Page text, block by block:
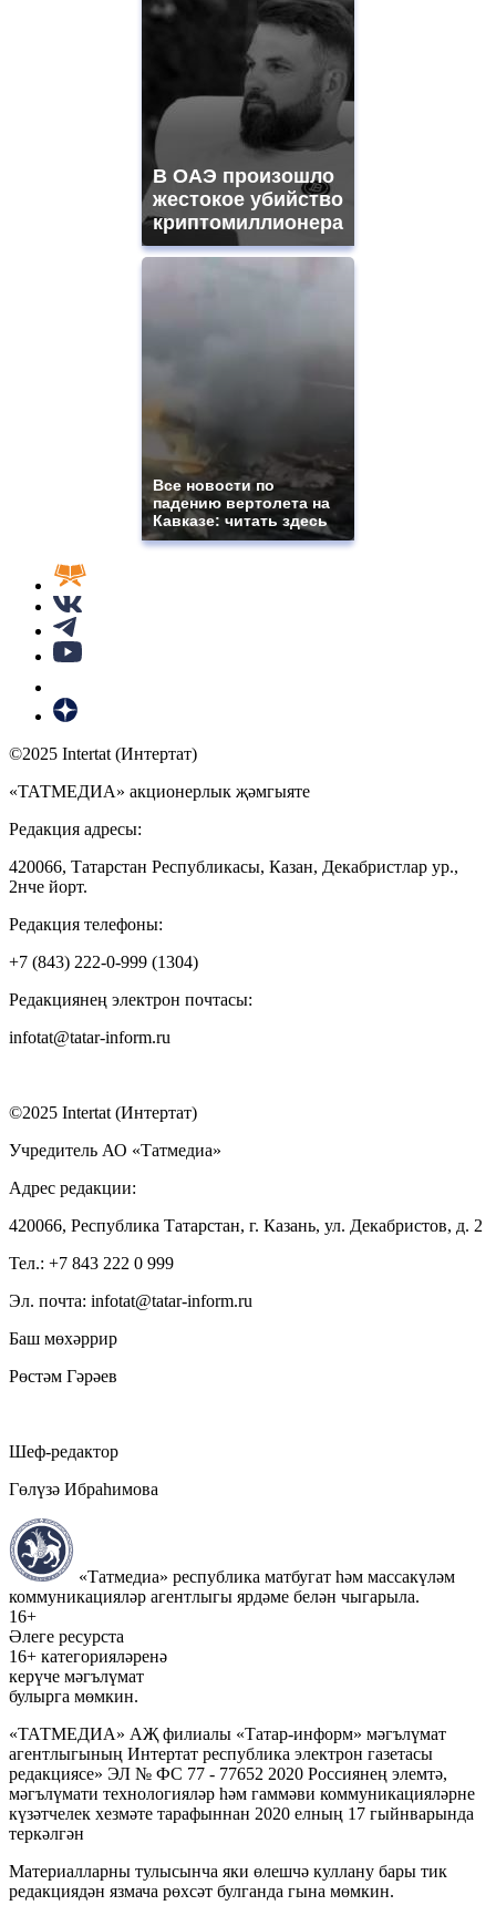
В ОАЭ произошло
жестокое убийство
криптомиллионера
Все новости по
падению вертолета на
Кавказе: читать здесь
©2025 Intertat (Интертат)
«ТАТМЕДИА» акционерлык җәмгыяте
Редакция адресы:
420066, Татарстан Республикасы, Казан, Декабристлар ур.,
2нче йорт.
Редакция телефоны:
+7 (843) 222-0-999 (1304)
Редакциянең электрон почтасы:
infotat@tatar-inform.ru
©2025 Intertat (Интертат)
Учредитель АО «Татмедиа»
Адрес редакции:
420066, Республика Татарстан, г. Казань, ул. Декабристов, д. 2
Тел.: +7 843 222 0 999
Эл. почта: infotat@tatar-inform.ru
Баш мөхәррир
Рөстәм Гәрәев
Шеф-редактор
Гөлүзә Ибраһимова
«Татмедиа» республика матбугат һәм массакүләм
коммуникацияләр агентлыгы ярдәме белән чыгарыла.
16+
Әлеге ресурста
16+ категорияләренә
керүче мәгълүмат
булырга мөмкин.
«ТАТМЕДИА» АҖ филиалы «Татар-информ» мәгълүмат
агентлыгының Интертат республика электрон газетасы
редакциясе» ЭЛ № ФС 77 - 77652 2020 Россиянең элемтә,
мәгълүмати технологияләр һәм гаммәви коммуникацияләрне
күзәтчелек хезмәте тарафыннан 2020 елның 17 гыйнварында
теркәлгән
Материалларны тулысынча яки өлешчә куллану бары тик
редакциядән язмача рөхсәт булганда гына мөмкин.